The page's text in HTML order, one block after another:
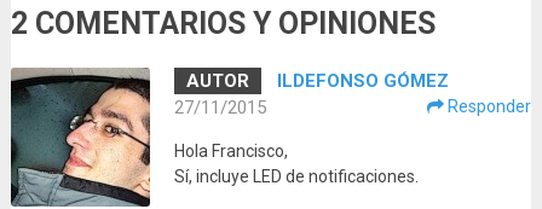
2 COMENTARIOS Y OPINIONES
ILDEFONSO GÓMEZ
27/11/2015
Responder
Hola Francisco,
Sí, incluye LED de notificaciones.